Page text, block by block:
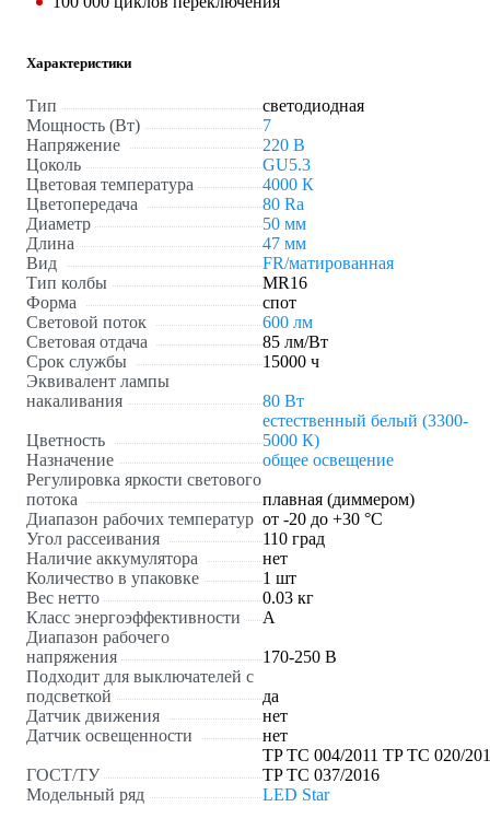
Характеристики
Тип
светодиодная
Мощность (Вт)
7
Напряжение
220 В
Цоколь
GU5.3
Цветовая температура
4000 К
Цветопередача
80 Ra
Диаметр
50 мм
Длина
47 мм
Вид
FR/матированная
Тип колбы
MR16
Форма
спот
Световой поток
600 лм
Световая отдача
85 лм/Вт
Срок службы
15000 ч
Эквивалент лампы
накаливания
80 Вт
Цветность
естественный белый (3300-
5000 К)
Назначение
общее освещение
Регулировка яркости светового
потока
плавная (диммером)
Диапазон рабочих температур от -20 до +30 °С
Угол рассеивания
110 град
Наличие аккумулятора
нет
Количество в упаковке
1 шт
Вес нетто
0.03 кг
Класс энергоэффективности
A
Диапазон рабочего
напряжения
170-250 В
Подходит для выключателей с
подсветкой
да
Датчик движения
нет
Датчик освещенности
нет
ГОСТ/ТУ
TP TC 004/2011 TP TC 020/
TP TC 037/2016
Модельный ряд
LED Star